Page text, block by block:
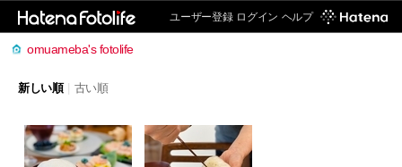
ユーザー登録 ログイン ヘルプ
omuameba's fotolife
新しい順 古い順